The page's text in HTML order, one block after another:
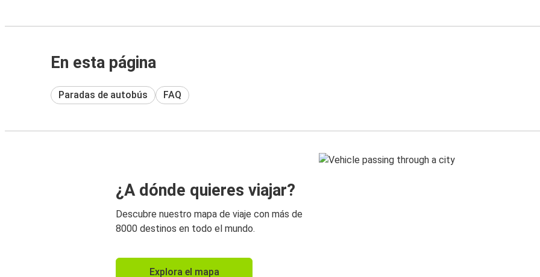
En esta página
Paradas de autobús FAQ
¿A dónde quieres viajar?
Descubre nuestro mapa de viaje con más de
8000 destinos en todo el mundo.
Explora el mapa